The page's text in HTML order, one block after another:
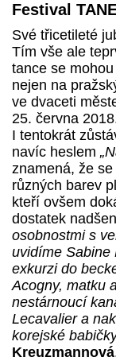
Festival
Své třicetileté
Tím vše ale
tance se
nejen na
ve dvaceti
25. června
I tentokrát
navíc heslem
znamená, že
různých barev
kteří ovšem
dostatek
osobnostmi s
uvidíme Sabine
exkurzi do
Acogny, matku
nestárnoucí
Lecavalier a
korejské
Kreuzmannová